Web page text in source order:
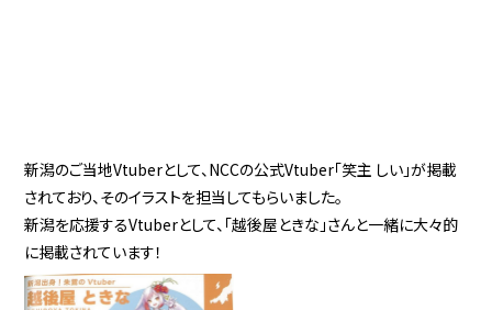
新潟のご当地Vtuberとして、NCCの公式Vtuber「笑主 しい」が掲載
されており、そのイラストを担当してもらいました。
新潟を応援するVtuberとして、「越後屋ときな」さんと一緒に大々的
に掲載されています！